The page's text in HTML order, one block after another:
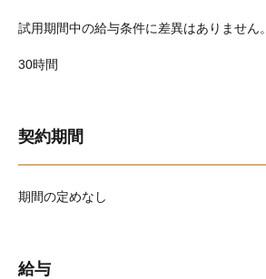
試用期間中の給与条件に差異はありません。
30時間
契約期間
期間の定めなし
給与